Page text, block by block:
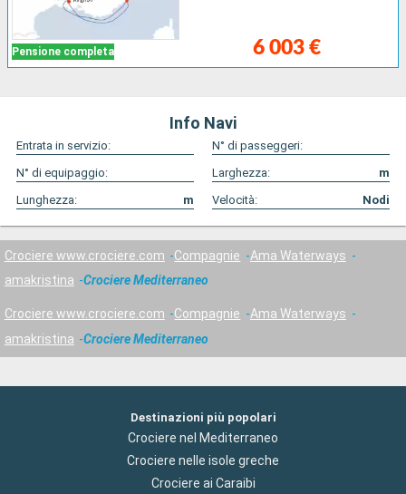
Pensione completa 6 003 €
Info Navi
Entrata in servizio:
N° di passeggeri:
N° di equipaggio:
Larghezza:
m
Lunghezza:
m Velocità: Nodi
Crociere www.crociere.com Compagnie
Ama Waterways
amakristina
Crociere Mediterraneo
Crociere www.crociere.com Compagnie
Ama Waterways
amakristina
Crociere Mediterraneo
Destinazioni più popolari
Crociere nel Mediterraneo
Crociere nelle isole greche
Crociere ai Caraibi